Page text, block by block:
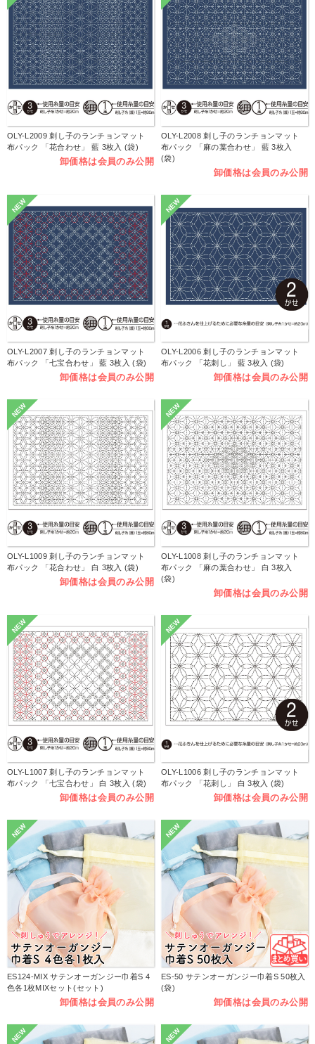
OLY-L2009 刺し子のランチョンマット
布パック 「花合わせ」 藍 3枚入 (袋)
卸価格は会員のみ公開
OLY-L2008 刺し子のランチョンマット
布パック 「麻の葉合わせ」 藍 3枚入
(袋)
卸価格は会員のみ公開
NEW
OLY-L2007 刺し子のランチョンマット
布パック 「七宝合わせ」 藍 3枚入 (袋)
卸価格は会員のみ公開
NEW
OLY-L2006 刺し子のランチョンマット
布パック 「花刺し」 藍 3枚入 (袋)
卸価格は会員のみ公開
NEW
OLY-L1009 刺し子のランチョンマット
布パック 「花合わせ」 白 3枚入 (袋)
卸価格は会員のみ公開
NEW
OLY-L1008 刺し子のランチョンマット
布パック 「麻の葉合わせ」 白 3枚入
(袋)
卸価格は会員のみ公開
NEW
OLY-L1007 刺し子のランチョンマット
布パック 「七宝合わせ」 白 3枚入 (袋)
卸価格は会員のみ公開
NEW
OLY-L1006 刺し子のランチョンマット
布パック 「花刺し」 白 3枚入 (袋)
卸価格は会員のみ公開
NEW
ES124-MIX サテンオーガンジー巾着S 4
色各1枚MIXセット(セット)
卸価格は会員のみ公開
NEW
ES-50 サテンオーガンジー巾着S 50枚入
(袋)
卸価格は会員のみ公開
NEW NEW